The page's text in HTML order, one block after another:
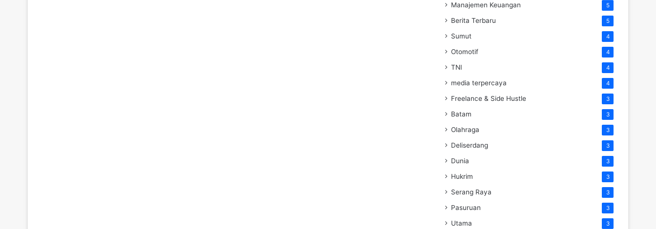
Manajemen Keuangan 5
Berita Terbaru 5
Sumut 4
Otomotif 4
TNI 4
media terpercaya 4
Freelance & Side Hustle 3
Batam 3
Olahraga 3
Deliserdang 3
Dunia 3
Hukrim 3
Serang Raya 3
Pasuruan 3
Utama 3